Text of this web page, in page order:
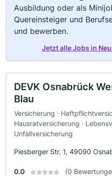
Ausbildung oder als
Quereinsteiger und
und bewerben.
Jetzt alle Jobs in
DEVK Osnabrück
Blau
Versicherung ·
Hausratversicherung ·
Unfallversicherung
Piesberger Str. 1, 49090
0.0 (0